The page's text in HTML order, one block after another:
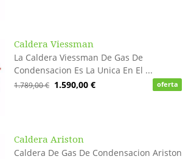
Caldera Viessman
La Caldera Viessman De Gas De
Condensacion Es La Unica En El ...
1.789,00 € 1.590,00 € oferta
Caldera Ariston
Caldera De Gas De Condensacion Ariston